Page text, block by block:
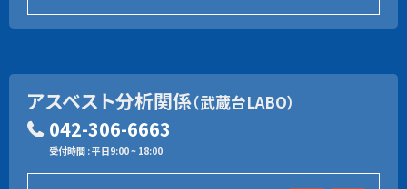
アスベスト分析関係（武蔵台LABO）
042-306-6663
受付時間 : 平日9:00 ~ 18:00